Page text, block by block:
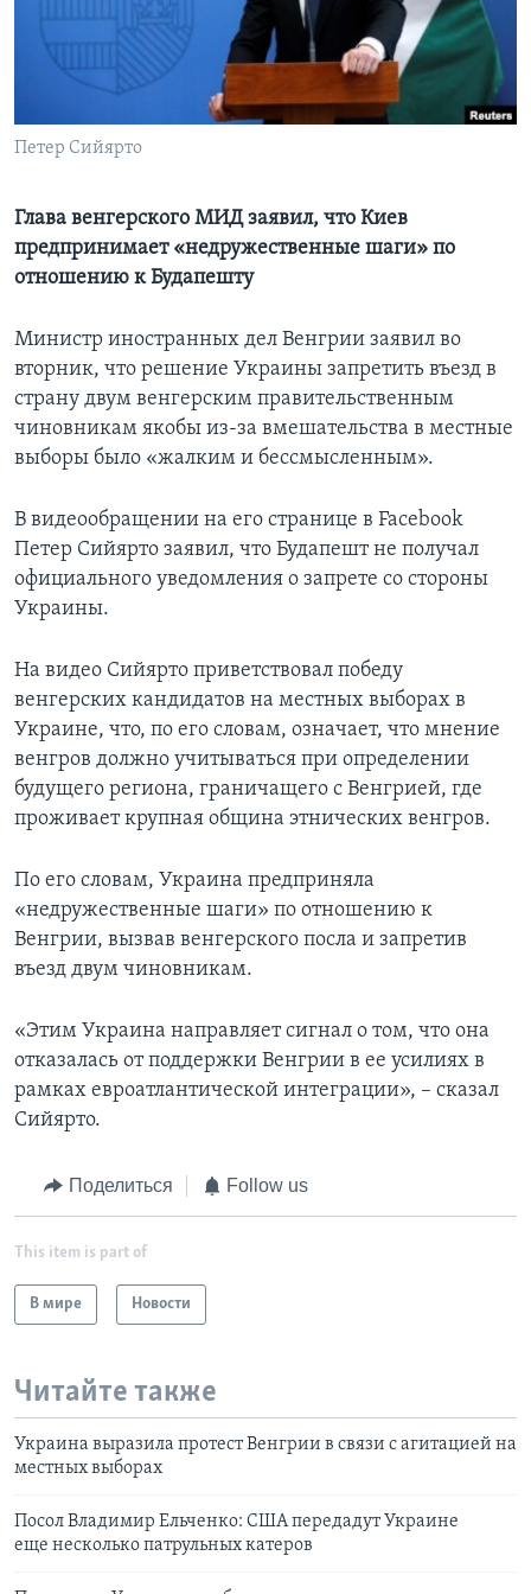
Learning English
Языки
Петер Сийярто
Глава венгерского МИД заявил, что Киев
предпринимает «недружественные шаги» по
отношению к Будапешту
Министр иностранных дел Венгрии заявил во
вторник, что решение Украины запретить въезд в
страну двум венгерским правительственным
чиновникам якобы из-за вмешательства в местные
выборы было «жалким и бессмысленным».
В видеообращении на его странице в Facebook
Петер Сийярто заявил, что Будапешт не получал
официального уведомления о запрете со стороны
Украины.
На видео Сийярто приветствовал победу
венгерских кандидатов на местных выборах в
Украине, что, по его словам, означает, что мнение
венгров должно учитываться при определении
будущего региона, граничащего с Венгрией, где
проживает крупная община этнических венгров.
По его словам, Украина предприняла
«недружественные шаги» по отношению к
Венгрии, вызвав венгерского посла и запретив
въезд двум чиновникам.
«Этим Украина направляет сигнал о том, что она
отказалась от поддержки Венгрии в ее усилиях в
рамках евроатлантической интеграции», – сказал
Сийярто.
Поделиться Follow us
This item is part of
В мире Новости
Читайте также
Украина выразила протест Венгрии в связи с агитацией на
местных выборах
Посол Владимир Ельченко: США передадут Украине
еще несколько патрульных катеров